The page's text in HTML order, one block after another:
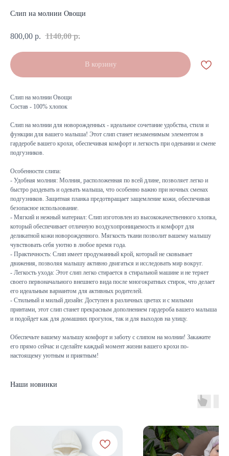
Слип на молнии Овощи
800,00 р. 1140,00 р.
В корзину
Слип на молнии Овощи
Состав - 100% хлопок
Слип на молнии для новорожденных - идеальное сочетание удобства, стиля и
функции для вашего малыша! Этот слип станет незаменимым элементом в
гардеробе вашего крохи, обеспечивая комфорт и легкость при одевании и смене
подгузников.
Особенности слипа:
- Удобная молния: Молния, расположенная по всей длине, позволяет легко и
быстро раздевать и одевать малыша, что особенно важно при ночных сменах
подгузников. Защитная планка предотвращает защемление кожи, обеспечивая
безопасное использование.
- Мягкий и нежный материал: Слип изготовлен из высококачественного хлопка,
который обеспечивает отличную воздухопроницаемость и комфорт для
деликатной кожи новорожденного. Мягкость ткани позволит вашему малышу
чувствовать себя уютно в любое время года.
- Практичность: Слип имеет продуманный крой, который не сковывает
движения, позволяя малышу активно двигаться и исследовать мир вокруг.
- Легкость ухода: Этот слип легко стирается в стиральной машине и не теряет
своего первоначального внешнего вида после многократных стирок, что делает
его идеальным вариантом для активных родителей.
- Стильный и милый дизайн: Доступен в различных цветах и с милыми
принтами, этот слип станет прекрасным дополнением гардероба вашего малыша
и подойдет как для домашних прогулок, так и для выходов на улицу.
Обеспечьте вашему малышу комфорт и заботу с слипом на молнии! Закажите
его прямо сейчас и сделайте каждый момент жизни вашего крохи по-
настоящему уютным и приятным!
Наши новинки
Готовые подборки